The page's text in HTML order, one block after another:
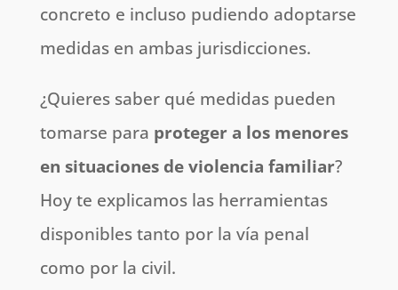
concreto e incluso pudiendo adoptarse
medidas en ambas jurisdicciones.
¿Quieres saber qué medidas pueden
tomarse para proteger a los menores
en situaciones de violencia familiar?
Hoy te explicamos las herramientas
disponibles tanto por la vía penal
como por la civil.